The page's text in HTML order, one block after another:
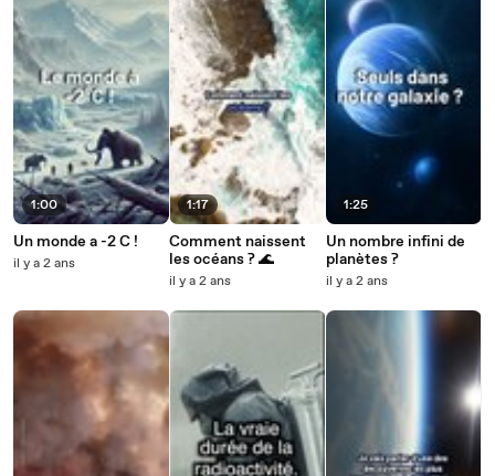
1:00
Un monde a -2 C !
il y a 2 ans
1:17
Comment naissent
les océans ? 🌊
il y a 2 ans
1:25
Un nombre infini de
planètes ?
il y a 2 ans